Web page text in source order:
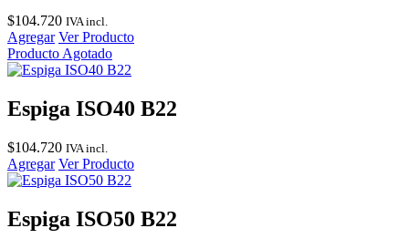
$104.720 IVA incl.
Agregar Ver Producto
Producto Agotado
Espiga ISO40 B22
$104.720 IVA incl.
Agregar Ver Producto
Espiga ISO50 B22